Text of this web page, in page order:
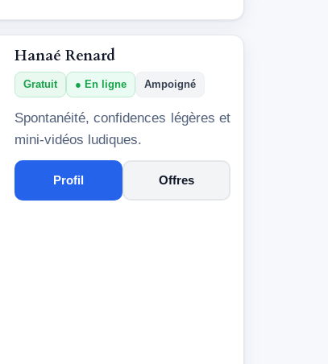
Hanaé Renard
Gratuit En ligne Ampoigné
Spontanéité, confidences légères et
mini-vidéos ludiques.
Profil Offres